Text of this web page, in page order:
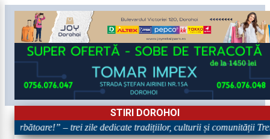
STIRI DOROHOI
– trei zile dedicate tradițiilor, culturii și comunității Trei